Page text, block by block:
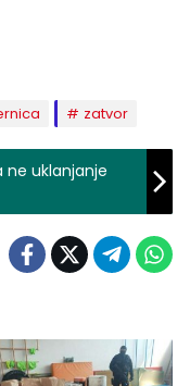
zatvor
ne uklanjanje